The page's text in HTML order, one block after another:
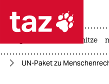
 taz
taz zahl
hitze
UN-Paket zu